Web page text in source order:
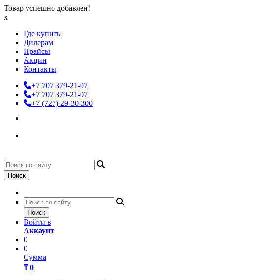
Товар успешно добавлен!
x
Где купить
Дилерам
Прайсы
Акции
Контакты
+7 707 379-21-07
+7 707 379-21-07
+7 (727) 29-30-300
Поиск
Поиск
Войти в
Аккаунт
0
0
Сумма
₸ 0